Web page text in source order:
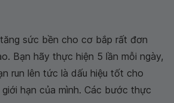
sức bền cho cơ bắp rất đơn
Bạn hãy thực hiện 5 lần mỗi ngày,
run lên tức là dấu hiệu tốt cho
hạn của mình. Các bước thực